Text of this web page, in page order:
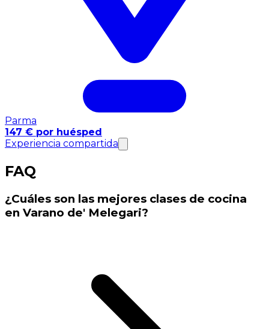
Parma
147 € por huésped
Experiencia compartida
FAQ
¿Cuáles son las mejores clases de cocina
en Varano de' Melegari?